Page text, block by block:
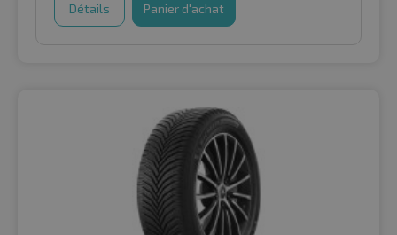
Détails Panier d'achat